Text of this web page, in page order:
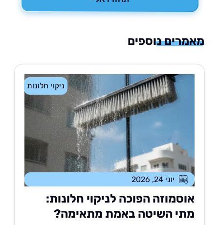
נוספים
ניקוי חלונות
יוני 24, 2026
הפוכה לניקוי חלונות:
השיטה באמת מתאימה?